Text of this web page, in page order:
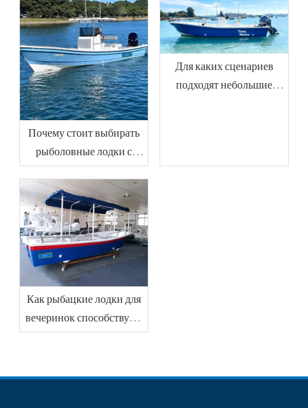
Почему стоит выбирать
рыболовные лодки с
центральной консолью
для профессиональной
морской рыбалки
Для каких сценариев
подходят небольшие
Как рыбацкие лодки для
вечеринок способствуют
развлечениям друзей на